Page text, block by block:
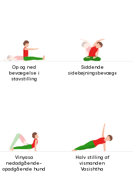
Op og ned
bevægelse i
stavstilling
Siddende
sidebøjningsbevægelse
Vinyasa
nedadgående-
opadgående hund
Halv stilling af
vismanden
Vasishtha